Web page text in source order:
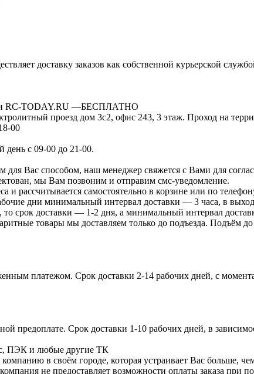
доставку заказов как собственной курьерской
RC-TODAY.RU —БЕСПЛАТНО
проезд дом 3с2, офис 243, 3 этаж. Проход на
00
день с 09-00 до 21-00.
для Вас способом, наш менеджер свяжется с Вами для
мы Вам позвоним и отправим смс-уведомление.
и рассчитывается самостоятельно в корзине или по
дни минимальный интервал доставки — 3 часа, в
срок доставки — 1-2 дня, а минимальный интервал
товары мы доставляем только до подъезда. Подъём
платежом. Срок доставки 2-14 рабочих дней, с
предоплате. Срок доставки 1-10 рабочих дней, в
ПЭК и любые другие ТК
в своём городе, которая устраивает Вас больше,
не предоставляет возможности оплаты заказа при